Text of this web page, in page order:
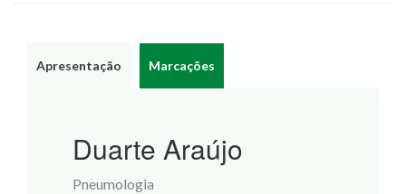
Apresentação Marcações
Duarte Araújo
Pneumologia